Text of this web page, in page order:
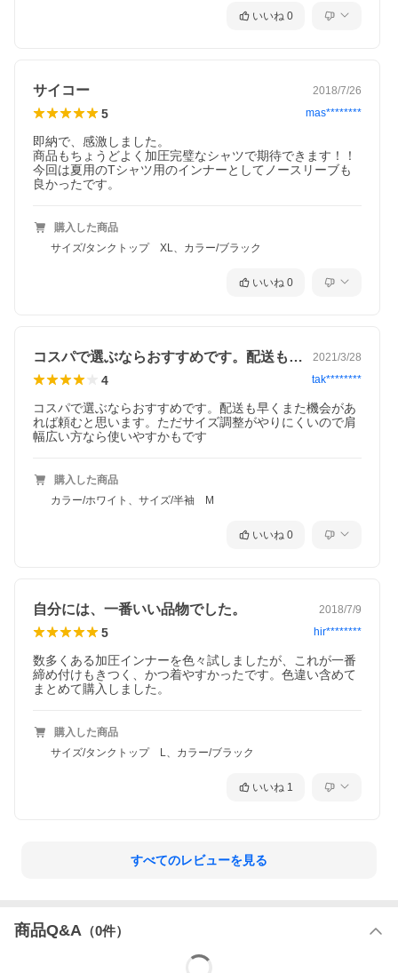
いいね 0
サイコー 2018/7/26
5 mas********
即納で、感激しました。
商品もちょうどよく加圧完璧なシャツで期待できます！！
今回は夏用のTシャツ用のインナーとしてノースリーブも
良かったです。
購入した商品
サイズ/タンクトップ XL、カラー/ブラック
いいね 0
コスパで選ぶならおすすめです。配送も早… 2021/3/28
4 tak********
コスパで選ぶならおすすめです。配送も早くまた機会があ
れば頼むと思います。ただサイズ調整がやりにくいので肩
幅広い方なら使いやすかもです
購入した商品
カラー/ホワイト、サイズ/半袖 M
いいね 0
自分には、一番いい品物でした。 2018/7/9
5 hir********
数多くある加圧インナーを色々試しましたが、これが一番
締め付けもきつく、かつ着やすかったです。色違い含めて
まとめて購入しました。
購入した商品
サイズ/タンクトップ L、カラー/ブラック
いいね 1
すべてのレビューを見る
商品Q&A （0件）